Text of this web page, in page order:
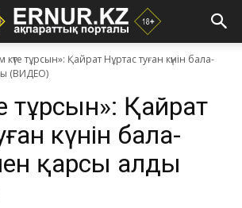
күте тұрсын»: Қайрат Нұртас туған күнін бала-
(ВИДЕО)
тұрсын»: Қайрат
күнін бала-
қарсы алды